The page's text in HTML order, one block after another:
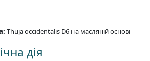
Thuja occidentalis D6 на масляній основі
дія